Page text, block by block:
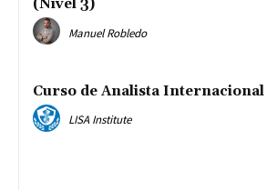
(Nivel 3)
Manuel Robledo
Curso de Analista Internacional
LISA Institute